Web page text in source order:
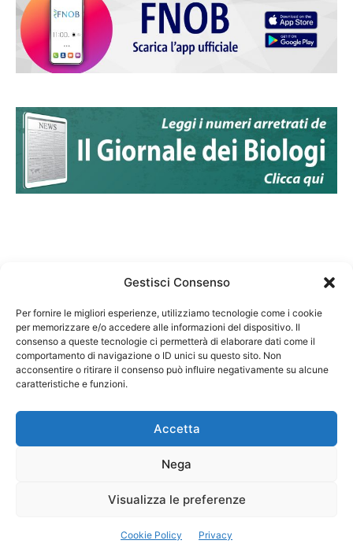
Gestisci Consenso
Per fornire le migliori esperienze, utilizziamo tecnologie come i cookie
per memorizzare e/o accedere alle informazioni del dispositivo. Il
consenso a queste tecnologie ci permetterà di elaborare dati come il
comportamento di navigazione o ID unici su questo sito. Non
acconsentire o ritirare il consenso può influire negativamente su alcune
caratteristiche e funzioni.
Accetta
Nega
Visualizza le preferenze
Cookie Policy Privacy
Federazione Nazionale Degli Ordini dei Biologi:
codice fiscale 80069130583
Responsabile sito internet www.fnob.it:
Privacy Policy Cookie Policy
Rights Reserved.